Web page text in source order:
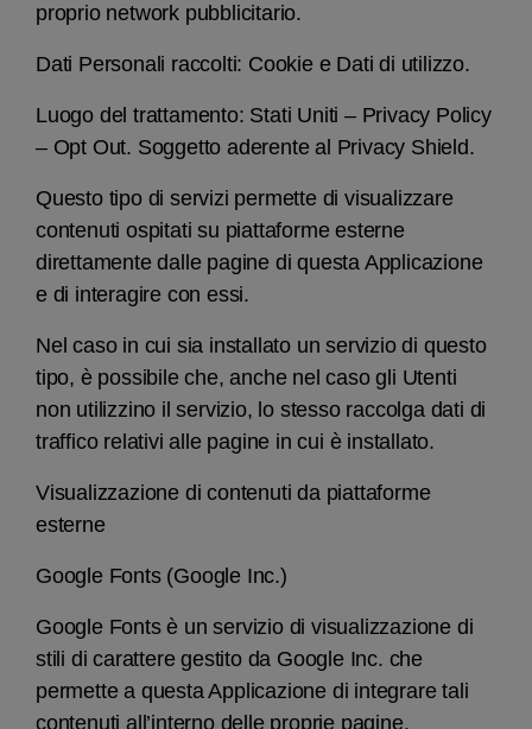
proprio network pubblicitario.
Dati Personali raccolti: Cookie e Dati di utilizzo.
Luogo del trattamento: Stati Uniti – Privacy Policy
– Opt Out. Soggetto aderente al Privacy Shield.
Questo tipo di servizi permette di visualizzare
contenuti ospitati su piattaforme esterne
direttamente dalle pagine di questa Applicazione
e di interagire con essi.
Nel caso in cui sia installato un servizio di questo
tipo, è possibile che, anche nel caso gli Utenti
non utilizzino il servizio, lo stesso raccolga dati di
traffico relativi alle pagine in cui è installato.
Visualizzazione di contenuti da piattaforme
esterne
Google Fonts (Google Inc.)
Google Fonts è un servizio di visualizzazione di
stili di carattere gestito da Google Inc. che
permette a questa Applicazione di integrare tali
contenuti all’interno delle proprie pagine.